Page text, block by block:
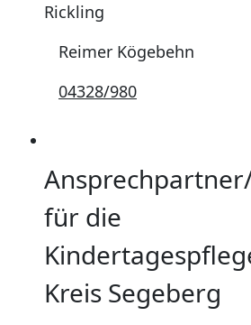
Rickling
Reimer Kögebehn
04328/980
für die
Kreis Segeberg